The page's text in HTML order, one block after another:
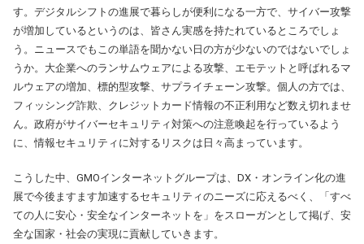
す。デジタルシフトの進展で暮らしが便利になる一方で、サイバー攻撃
が増加しているというのは、皆さん実感を持たれているところでしょ
う。ニュースでもこの単語を聞かない日の方が少ないのではないでしょ
うか。大企業へのランサムウェアによる攻撃、エモテットと呼ばれるマ
ルウェアの増加、標的型攻撃、サプライチェーン攻撃。個人の方では、
フィッシング詐欺、クレジットカード情報の不正利用など数え切れませ
ん。政府がサイバーセキュリティ対策への注意喚起を行っているよう
に、情報セキュリティに対するリスクは日々高まっています。
こうした中、GMOインターネットグループは、DX・オンライン化の進
展で今後ますます加速するセキュリティのニーズに応えるべく、「すべ
ての人に安心・安全なインターネットを」をスローガンとして掲げ、安
全な国家・社会の実現に貢献していきます。